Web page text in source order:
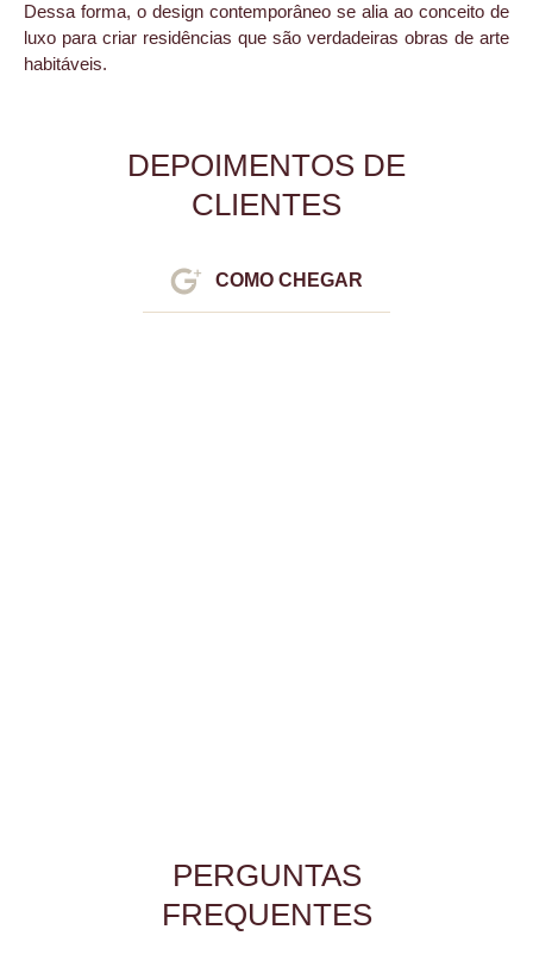
Dessa forma, o design contemporâneo se alia ao conceito de
luxo para criar residências que são verdadeiras obras de arte
habitáveis.
DEPOIMENTOS DE
CLIENTES
COMO CHEGAR
PERGUNTAS
FREQUENTES